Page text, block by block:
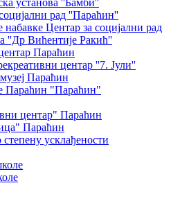
установа ''Бамби''
рад ''Параћин''
набавке Центар за социјални рад
''Др Вићентије Ракић''
Параћин
центар ''7. Јули''
Параћин
Параћин "Параћин"
центар" Параћин
Параћин
степену усклађености